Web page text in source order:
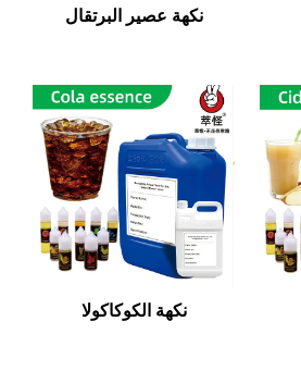
نكهة عصير البرتقال
نكهة الكوكاكولا